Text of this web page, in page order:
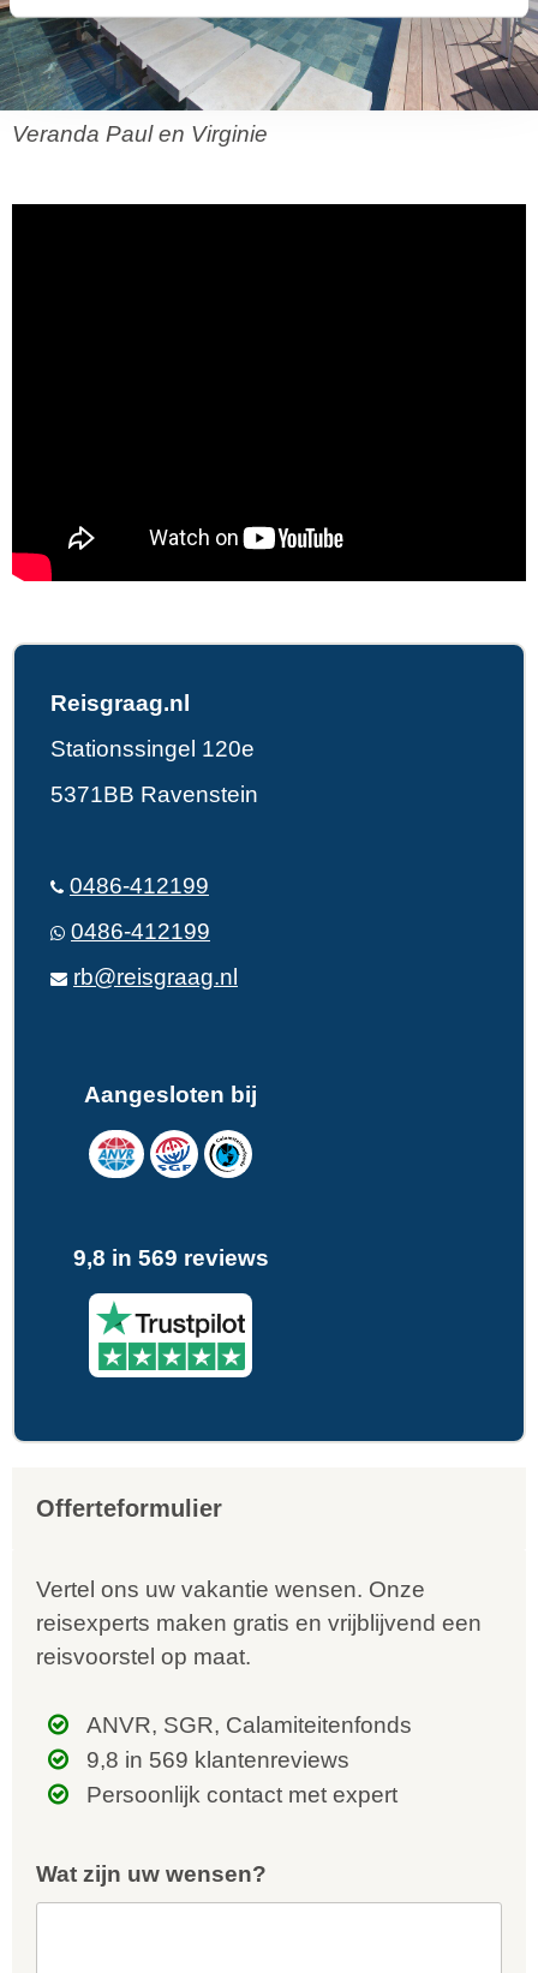
Veranda Paul en Virginie
Reisgraag.nl
Stationssingel 120e
5371BB Ravenstein
0486-412199
0486-412199
rb@reisgraag.nl
Aangesloten bij
9,8 in 569 reviews
Offerteformulier
Vertel ons uw vakantie wensen. Onze
reisexperts maken gratis en vrijblijvend een
reisvoorstel op maat.
ANVR, SGR, Calamiteitenfonds
9,8 in 569 klantenreviews
Persoonlijk contact met expert
Wat zijn uw wensen?